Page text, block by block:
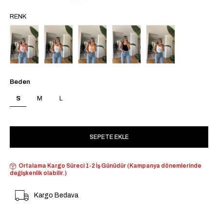
RENK
Beden
S M L
Ortalama Kargo Süreci 1-2 İş Günüdür (Kampanya dönemlerinde
değişkenlik olabilir.)
Kargo Bedava